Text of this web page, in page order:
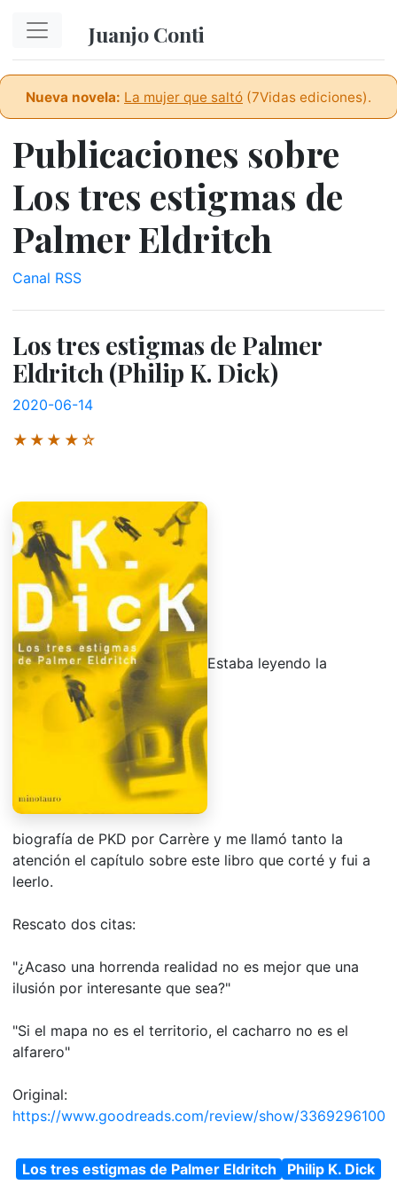
Juanjo Conti
Nueva novela: La mujer que saltó (7Vidas ediciones).
Publicaciones sobre
Los tres estigmas de
Palmer Eldritch
Canal RSS
Los tres estigmas de Palmer
Eldritch (Philip K. Dick)
2020-06-14
★★★★☆
Estaba leyendo la
biografía de PKD por Carrère y me llamó tanto la
atención el capítulo sobre este libro que corté y fui a
leerlo.
Rescato dos citas:
"¿Acaso una horrenda realidad no es mejor que una
ilusión por interesante que sea?"
"Si el mapa no es el territorio, el cacharro no es el
alfarero"
Original:
https://www.goodreads.com/review/show/3369296100
Los tres estigmas de Palmer Eldritch Philip K. Dick